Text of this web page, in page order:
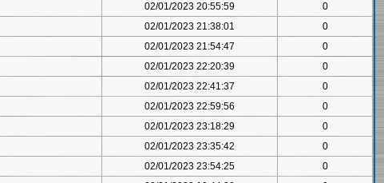
02/01/2023 20:55:59
0
02/01/2023 21:38:01
0
02/01/2023 21:54:47
0
02/01/2023 22:20:39
0
02/01/2023 22:41:37
0
02/01/2023 22:59:56
0
02/01/2023 23:18:29
0
02/01/2023 23:35:42
0
02/01/2023 23:54:25
0